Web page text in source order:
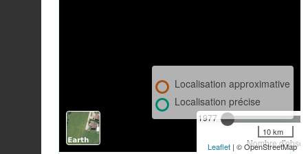
1977
Nombre
Localisation approximative
Localisation précise
10 km
Leaflet | © OpenStreetMap